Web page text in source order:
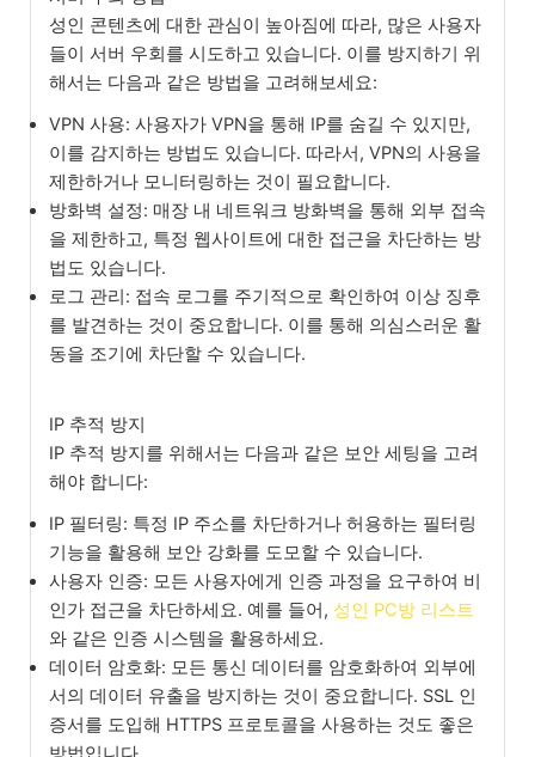
성인 콘텐츠에 대한 관심이 높아짐에 따라, 많은 사용자
들이 서버 우회를 시도하고 있습니다. 이를 방지하기 위
해서는 다음과 같은 방법을 고려해보세요:
VPN 사용: 사용자가 VPN을 통해 IP를 숨길 수 있지만,
이를 감지하는 방법도 있습니다. 따라서, VPN의 사용을
제한하거나 모니터링하는 것이 필요합니다.
방화벽 설정: 매장 내 네트워크 방화벽을 통해 외부 접속
을 제한하고, 특정 웹사이트에 대한 접근을 차단하는 방
법도 있습니다.
로그 관리: 접속 로그를 주기적으로 확인하여 이상 징후
를 발견하는 것이 중요합니다. 이를 통해 의심스러운 활
동을 조기에 차단할 수 있습니다.
IP 추적 방지
IP 추적 방지를 위해서는 다음과 같은 보안 세팅을 고려
해야 합니다:
IP 필터링: 특정 IP 주소를 차단하거나 허용하는 필터링
기능을 활용해 보안 강화를 도모할 수 있습니다.
사용자 인증: 모든 사용자에게 인증 과정을 요구하여 비
인가 접근을 차단하세요. 예를 들어, 성인 PC방 리스트
와 같은 인증 시스템을 활용하세요.
데이터 암호화: 모든 통신 데이터를 암호화하여 외부에
서의 데이터 유출을 방지하는 것이 중요합니다. SSL 인
증서를 도입해 HTTPS 프로토콜을 사용하는 것도 좋은